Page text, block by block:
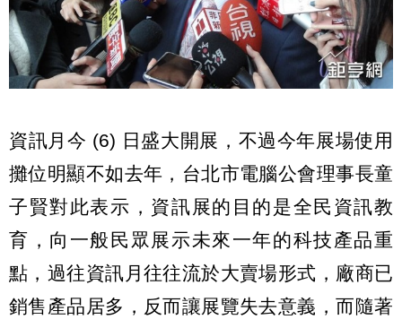
資訊月今 (6) 日盛大開展，不過今年展場使用
攤位明顯不如去年，台北市電腦公會理事長童
子賢對此表示，資訊展的目的是全民資訊教
育，向一般民眾展示未來一年的科技產品重
點，過往資訊月往往流於大賣場形式，廠商已
銷售產品居多，反而讓展覽失去意義，而隨著